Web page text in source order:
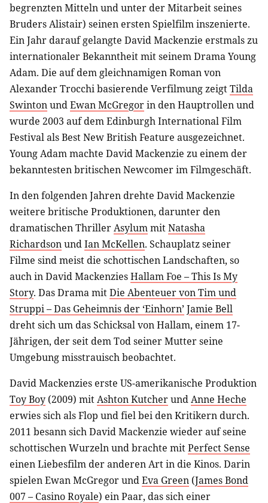
begrenzten Mitteln und unter der Mitarbeit seines
Bruders Alistair) seinen ersten Spielfilm inszenierte.
Ein Jahr darauf gelangte David Mackenzie erstmals zu
internationaler Bekanntheit mit seinem Drama Young
Adam. Die auf dem gleichnamigen Roman von
Alexander Trocchi basierende Verfilmung zeigtTilda
SwintonundEwan McGregorin den Hauptrollen und
wurde 2003 auf dem Edinburgh International Film
Festival als Best New British Feature ausgezeichnet.
Young Adam machte David Mackenzie zu einem der
bekanntesten britischen Newcomer im Filmgeschäft.
In den folgenden Jahren drehte David Mackenzie
weitere britische Produktionen, darunter den
dramatischen ThrillerAsylummitNatasha
RichardsonundIan McKellen. Schauplatz seiner
Filme sind meist die schottischen Landschaften, so
auch in David MackenziesHallam Foe – This Is My
Story. Das Drama mitDie Abenteuer von Tim und
Struppi – Das Geheimnis der ‘Einhorn’ Jamie Bell
dreht sich um das Schicksal von Hallam, einem 17-
Jährigen, der seit dem Tod seiner Mutter seine
Umgebung misstrauisch beobachtet.
David Mackenzies erste US-amerikanische Produktion
Toy Boy (2009) mitAshton KutcherundAnne Heche
erwies sich als Flop und fiel bei den Kritikern durch.
2011 besann sich David Mackenzie wieder auf seine
schottischen Wurzeln und brachte mitPerfect Sense
einen Liebesfilm der anderen Art in die Kinos. Darin
spielen Ewan McGregor undEva Green (James Bond
007 – Casino Royale) ein Paar, das sich einer